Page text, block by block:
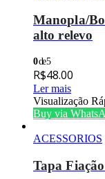
Manopla/
alto relevo
0de 5
R$48.00
Ler mais
Visualização
Buy via
ACESSORIOS
Tapa